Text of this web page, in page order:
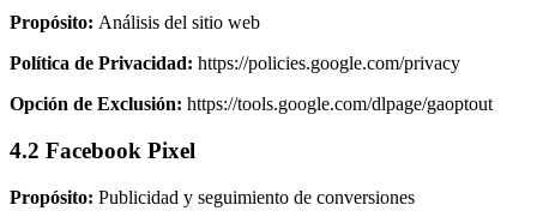
Propósito: Análisis del sitio web
Política de Privacidad: https://policies.google.com/privacy
Opción de Exclusión: https://tools.google.com/dlpage/gaoptout
4.2 Facebook Pixel
Propósito: Publicidad y seguimiento de conversiones